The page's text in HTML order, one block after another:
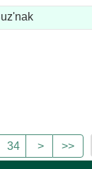
34 > >>